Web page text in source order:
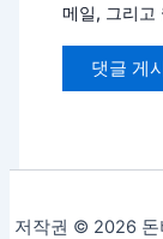
메일, 그리고
저작권 © 2026 돈